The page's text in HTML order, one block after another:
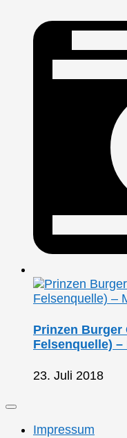
Prinzen Burger
Felsenquelle)
23. Juli 2018
Impressum